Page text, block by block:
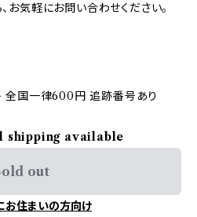
お気軽にお問い合わせください。
全国一律600円 追跡番号あり
shipping available
out
お住まいの方向け